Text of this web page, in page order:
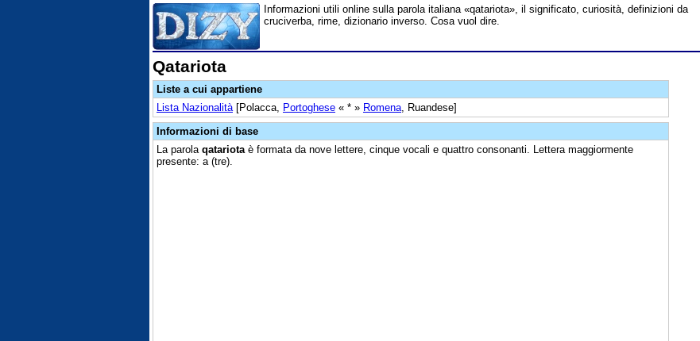
Informazioni utili online sulla parola italiana «qatariota», il significato, curiosità, definizioni da
cruciverba, rime, dizionario inverso. Cosa vuol dire.
Qatariota
Liste a cui appartiene
Lista Nazionalità [Polacca, Portoghese « * » Romena , Ruandese]
Informazioni di base
La parola qatariota è formata da nove lettere, cinque vocali e quattro consonanti. Lettera maggiormente
presente: a (tre).